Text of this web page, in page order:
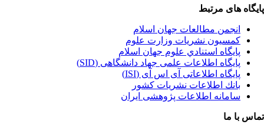
های مرتبط
انجمن مطالعات جهان اسلام
کمسیون نشریات وزارت علوم
پايگاه استنادي علوم جهان اسلام
پایگاه اطلاعات علمی جهاد دانشگاهی (SID)
پایگاه اطلاعاتی آی اس آی (ISI)
بانك اطلاعات نشريات كشور
سامانه اطلاعات پژوهشی ایران
با ما